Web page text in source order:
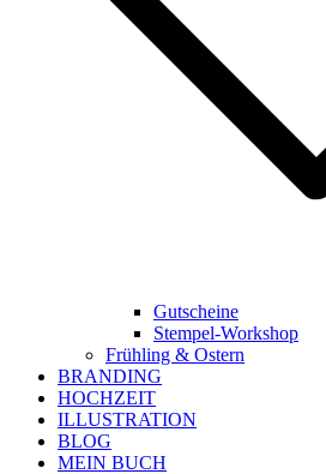
Gutscheine
Stempel-Workshop
Frühling & Ostern
BRANDING
HOCHZEIT
ILLUSTRATION
BLOG
MEIN BUCH